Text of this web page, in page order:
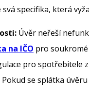
specifika, která
Úvěr neřeší
na IČO pro soukromé
pro spotřebitele
Pokud se splátka